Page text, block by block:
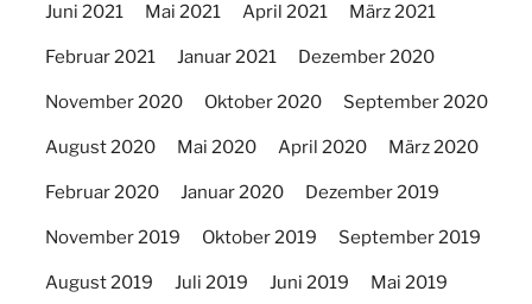
Juni 2021 Mai 2021 April 2021 März 2021
Februar 2021 Januar 2021 Dezember 2020
November 2020 Oktober 2020 September 2020
August 2020 Mai 2020 April 2020 März 2020
Februar 2020 Januar 2020 Dezember 2019
November 2019 Oktober 2019 September 2019
August 2019 Juli 2019 Juni 2019 Mai 2019